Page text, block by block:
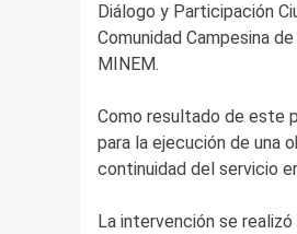
Diálogo y Participación
Comunidad Campesina
MINEM.
Como resultado de este
para la ejecución de una
continuidad del servicio
La intervención se